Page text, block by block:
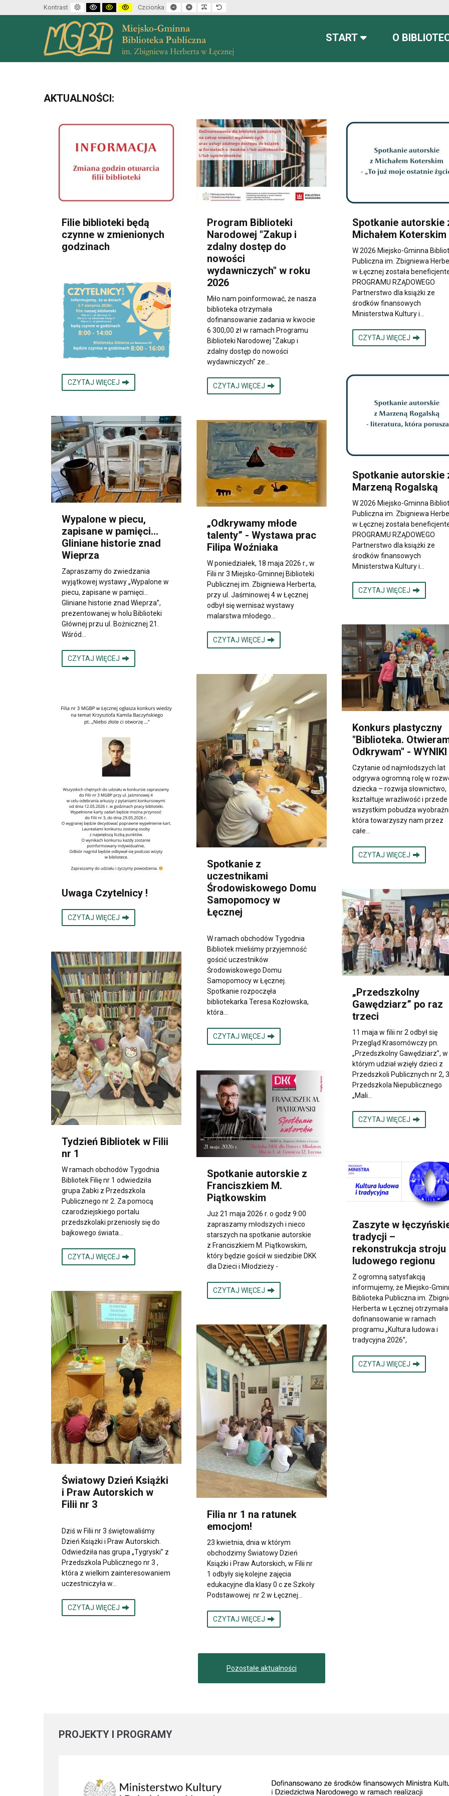
Kontrast Default mode
High contrast black white mode
High contrast black yellow mode
High contrast yellow black mode
Czcionka Set smaller font
Set larger font
Make font more readable
START O
AKTUALNOŚCI:
Filie biblioteki będą
czynne w zmienionych
godzinach
CZYTAJ WIĘCEJ
Program Biblioteki
Narodowej "Zakup i
zdalny dostęp do
nowości
wydawniczych" w roku
2026
Miło nam poinformować, że nasza
biblioteka otrzymała
dofinansowanie zadania w kwocie
6 300,00 zł w ramach Programu
Biblioteki Narodowej "Zakup i
zdalny dostęp do nowości
wydawniczych" ze…
CZYTAJ WIĘCEJ
Spotkanie autorskie
Michałem Koterskim
W 2026 Miejsko-Gminna
Publiczna im. Zbigniewa
w Łęcznej została
PROGRAMU RZĄDOWEGO
Partnerstwo dla książki ze
środków finansowych
Ministerstwa Kultury i…
CZYTAJ WIĘCEJ
Spotkanie autorskie
Marzeną Rogalską
W 2026 Miejsko-Gminna
Publiczna im. Zbigniewa
w Łęcznej została
PROGRAMU RZĄDOWEGO
Partnerstwo dla książki ze
środków finansowych
Ministerstwa Kultury i…
CZYTAJ WIĘCEJ
Wypalone w piecu,
zapisane w pamięci...
Gliniane historie znad
Wieprza
Zapraszamy do zwiedzania
wyjątkowej wystawy „Wypalone w
piecu, zapisane w pamięci...
Gliniane historie znad Wieprza”,
prezentowanej w holu Biblioteki
Głównej przu ul. Bożnicznej 21.
Wśród…
CZYTAJ WIĘCEJ
„Odkrywamy młode
talenty” - Wystawa prac
Filipa Woźniaka
W poniedziałek, 18 maja 2026 r., w
Filii nr 3 Miejsko-Gminnej Biblioteki
Publicznej im. Zbigniewa Herberta,
przy ul. Jaśminowej 4 w Łęcznej
odbył się wernisaż wystawy
malarstwa młodego…
CZYTAJ WIĘCEJ
Konkurs plastyczny
"Biblioteka.
Odkrywam" - WYNIKI
Czytanie od najmłodszych lat
odgrywa ogromną rolę w
dziecka – rozwija słownictwo,
kształtuje wrażliwość i przede
wszystkim pobudza
która towarzyszy nam przez
całe…
CZYTAJ WIĘCEJ
Spotkanie z
uczestnikami
Środowiskowego Domu
Samopomocy w
Łęcznej
W ramach obchodów Tygodnia
Bibliotek mieliśmy przyjemność
gościć uczestników
Środowiskowego Domu
Samopomocy w Łęcznej.
Spotkanie rozpoczęła
bibliotekarka Teresa Kozłowska,
która…
CZYTAJ WIĘCEJ
Uwaga Czytelnicy !
CZYTAJ WIĘCEJ
„Przedszkolny
Gawędziarz” po raz
trzeci
11 maja w filii nr 2 odbył się
Przegląd Krasomówczy pn.
„Przedszkolny Gawędziarz”, w
którym udział wzięły dzieci z
Przedszkoli Publicznych nr 2,
Przedszkola Niepublicznego
„Mali…
CZYTAJ WIĘCEJ
Tydzień Bibliotek w Filii
nr 1
W ramach obchodów Tygodnia
Bibliotek Filię nr 1 odwiedziła
grupa Żabki z Przedszkola
Publicznego nr 2. Za pomocą
czarodziejskiego portalu
przedszkolaki przeniosły się do
bajkowego świata…
CZYTAJ WIĘCEJ
Spotkanie autorskie z
Franciszkiem M.
Piątkowskim
Już 21 maja 2026 r. o godz 9:00
zapraszamy młodszych i nieco
starszych na spotkanie autorskie
z Franciszkiem M. Piątkowskim,
który będzie gościł w siedzibie DKK
dla Dzieci i Młodzieży -
CZYTAJ WIĘCEJ
Zaszyte w
tradycji –
rekonstrukcja stroju
ludowego regionu
Z ogromną satysfakcją
informujemy, że Miejsko-
Biblioteka Publiczna im.
Herberta w Łęcznej otrzymała
dofinansowanie w ramach
programu „Kultura ludowa i
tradycyjna 2026”,
CZYTAJ WIĘCEJ
Światowy Dzień Książki
i Praw Autorskich w
Filii nr 3
Dziś w Filii nr 3 świętowaliśmy
Dzień Książki i Praw Autorskich.
Odwiedziła nas grupa „Tygryski” z
Przedszkola Publicznego nr 3 ,
która z wielkim zainteresowaniem
uczestniczyła w…
CZYTAJ WIĘCEJ
Filia nr 1 na ratunek
emocjom!
23 kwietnia, dnia w którym
obchodzimy Światowy Dzień
Książki i Praw Autorskich, w Filii nr
1 odbyły się kolejne zajęcia
edukacyjne dla klasy 0 c ze Szkoły
Podstawowej nr 2 w Łęcznej…
CZYTAJ WIĘCEJ
Pozostałe aktualności
PROJEKTY I PROGRAMY